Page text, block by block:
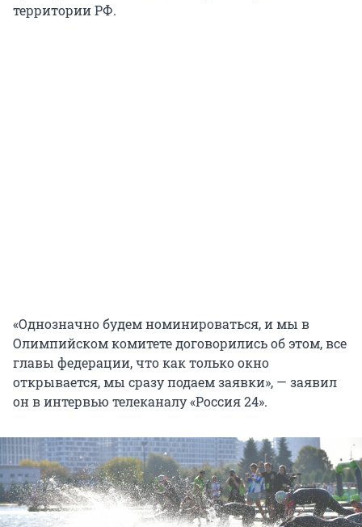
территории РФ.
«Однозначно будем номинироваться, и мы в
Олимпийском комитете договорились об этом, все
главы федерации, что как только окно
открывается, мы сразу подаем заявки», — заявил
он в интервью телеканалу «Россия 24».